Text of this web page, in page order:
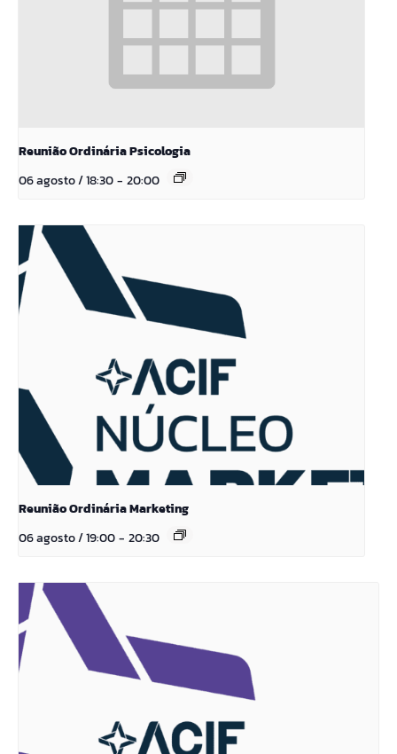
Reunião Ordinária Psicologia
06 agosto / 18:30- 20:00
Reunião Ordinária Marketing
06 agosto / 19:00- 20:30